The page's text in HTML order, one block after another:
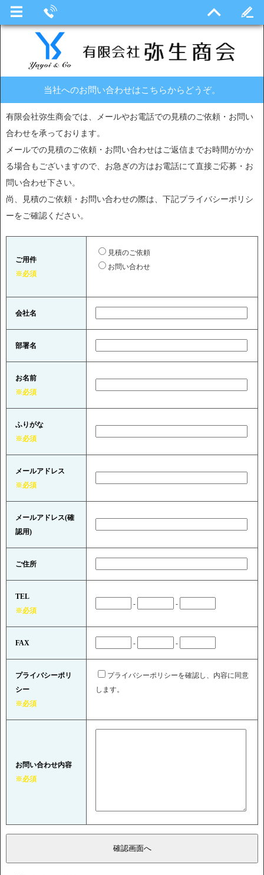
当社へのお問い合わせはこちらからどうぞ。
有限会社弥生商会では、メールやお電話での見積のご依頼・お問い
合わせを承っております。
メールでの見積のご依頼・お問い合わせはご返信までお時間がかか
る場合もございますので、お急ぎの方はお電話にて直接ご応募・お
問い合わせ下さい。
尚、見積のご依頼・お問い合わせの際は、下記プライバシーポリシ
ーをご確認ください。
ご用件
※必須
見積のご依頼
お問い合わせ
会社名
部署名
お名前
※必須
ふりがな
※必須
メールアドレス
※必須
メールアドレス(確
認用)
ご住所
TEL
※必須
- -
FAX - -
プライバシーポリ
シー
※必須
プライバシーポリシーを確認し、内容に同意
します。
お問い合わせ内容
※必須